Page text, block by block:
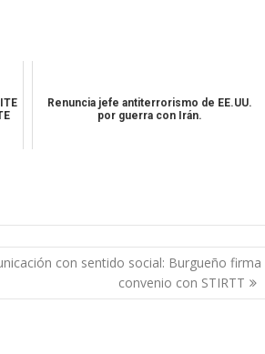
Renuncia jefe antiterrorismo de EE.UU.
por guerra con Irán.
con sentido social: Burgueño firma
convenio con STIRTT